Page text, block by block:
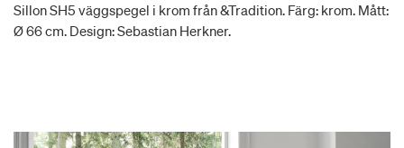
Sillon SH5 väggspegel i krom från &Tradition. Färg: krom. Mått:
Ø 66 cm. Design: Sebastian Herkner.